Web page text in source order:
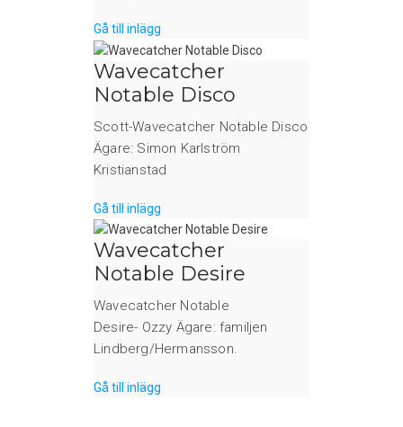
Gå till inlägg
Wavecatcher
Notable Disco
Scott-Wavecatcher Notable Disco
Ägare: Simon Karlström
Kristianstad
Gå till inlägg
Wavecatcher
Notable Desire
Wavecatcher Notable
Desire- Ozzy Ägare: familjen
Lindberg/Hermansson.
Gå till inlägg